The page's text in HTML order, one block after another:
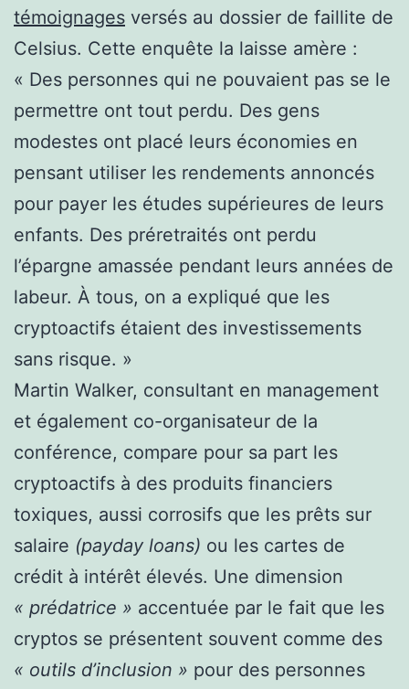
témoignages versés au dossier de faillite de
Celsius. Cette enquête la laisse amère :
« Des personnes qui ne pouvaient pas se le
permettre ont tout perdu. Des gens
modestes ont placé leurs économies en
pensant utiliser les rendements annoncés
pour payer les études supérieures de leurs
enfants. Des préretraités ont perdu
l’épargne amassée pendant leurs années de
labeur. À tous, on a expliqué que les
cryptoactifs étaient des investissements
sans risque. »
Martin Walker, consultant en management
et également co-organisateur de la
conférence, compare pour sa part les
cryptoactifs à des produits financiers
toxiques, aussi corrosifs que les prêts sur
salaire (payday loans) ou les cartes de
crédit à intérêt élevés. Une dimension
« prédatrice » accentuée par le fait que les
cryptos se présentent souvent comme des
« outils d’inclusion » pour des personnes